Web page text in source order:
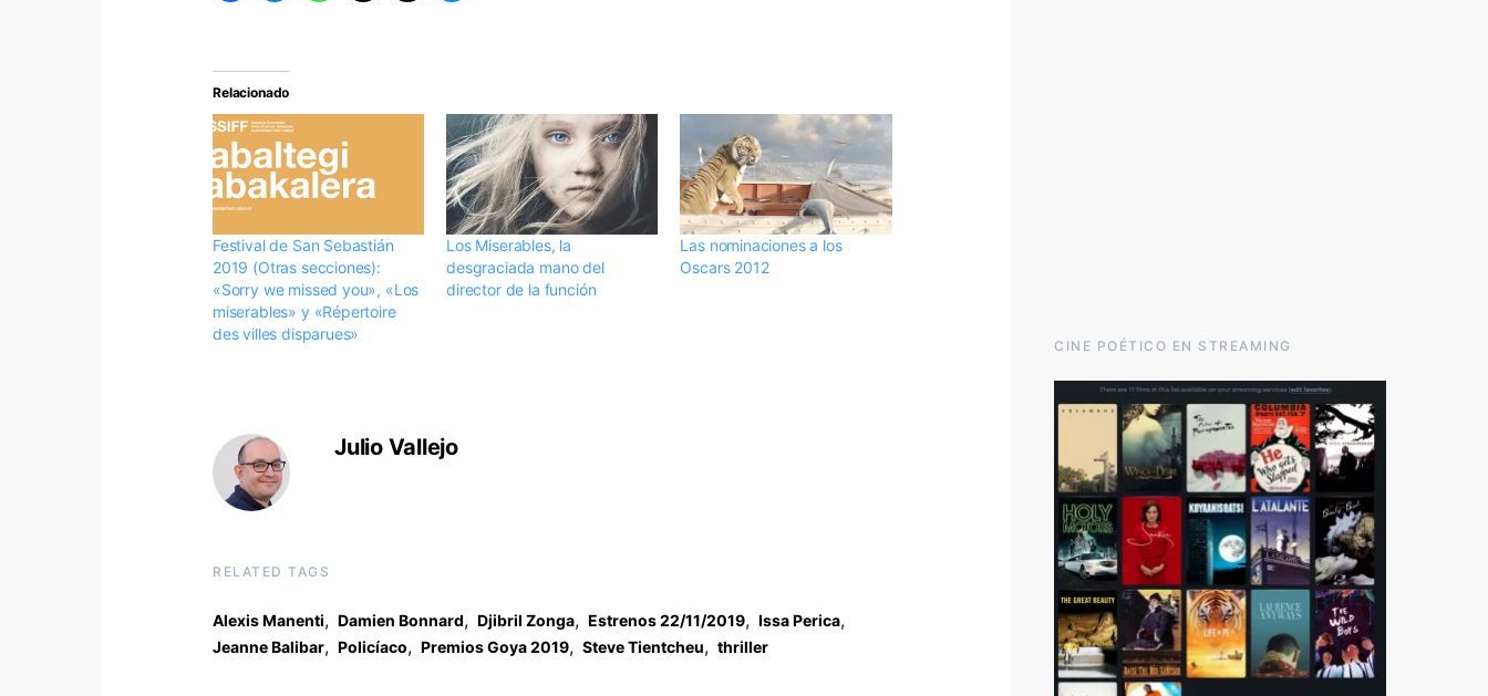
Relacionado
Festival de San Sebastián
2019 (Otras secciones):
«Sorry we missed you», «Los
miserables» y «Répertoire
des villes disparues»
Los Miserables, la
desgraciada mano del
director de la función
Las nominaciones a los
Oscars 2012
Julio Vallejo
RELATED TAGS
Alexis Manenti, Damien Bonnard, Djibril Zonga, Estrenos 22/11/2019, Issa Perica,
Jeanne Balibar, Policíaco, Premios Goya 2019, Steve Tientcheu, thriller
CINE POÉTICO EN STREAMING